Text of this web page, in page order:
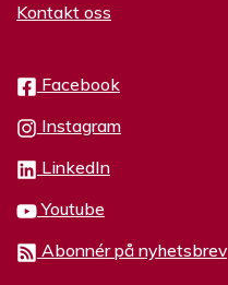
Kontakt oss
Facebook
Instagram
LinkedIn
Youtube
Abonnér på nyhetsbrev